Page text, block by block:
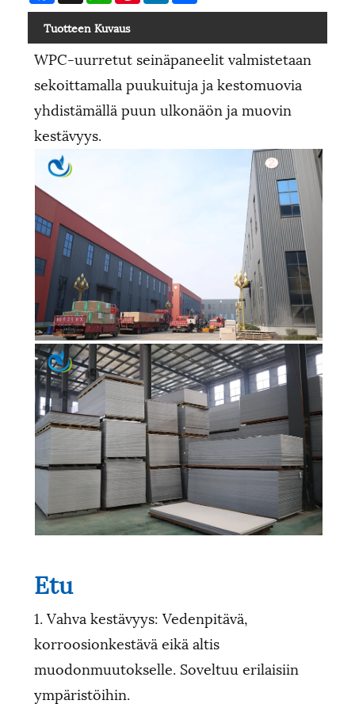
Tuotteen Kuvaus
WPC-uurretut seinäpaneelit valmistetaan
sekoittamalla puukuituja ja kestomuovia
yhdistämällä puun ulkonäön ja muovin
kestävyys.
Etu
1. Vahva kestävyys: Vedenpitävä,
korroosionkestävä eikä altis
muodonmuutokselle. Soveltuu erilaisiin
ympäristöihin.